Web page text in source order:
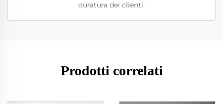
duratura dei clienti.
Prodotti correlati